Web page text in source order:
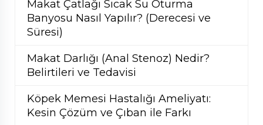
Makat Çatlağı Sıcak Su Oturma
Banyosu Nasıl Yapılır? (Derecesi ve
Süresi)
Makat Darlığı (Anal Stenoz) Nedir?
Belirtileri ve Tedavisi
Köpek Memesi Hastalığı Ameliyatı:
Kesin Çözüm ve Çıban ile Farkı